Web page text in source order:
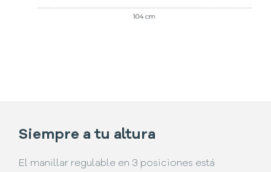
Siempre a tu altura
El manillar regulable en 3 posiciones está